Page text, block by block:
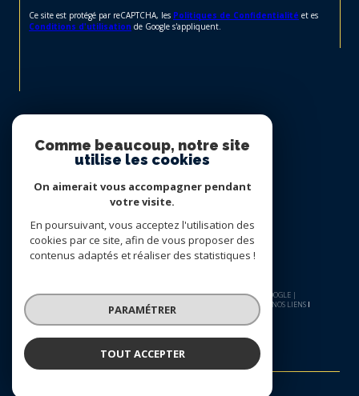
Ce site est protégé par reCAPTCHA, les Politiques de Confidentialité et es
Conditions d'utilisation de Google s'appliquent.
© 2026 | TOUS DROITS RÉSERVÉS | TRADUCTION POWERED BY GOOGLE |
NOS HONORAIRES
PLAN DU SITE MENTIONS LÉGALES ADMIN
NOS LIENS
POLITIQUE RGPD
Comme beaucoup, notre site
utilise les cookies
On aimerait vous accompagner pendant
votre visite.
En poursuivant, vous acceptez l'utilisation des
cookies par ce site, afin de vous proposer des
contenus adaptés et réaliser des statistiques !
PARAMÉTRER
TOUT ACCEPTER